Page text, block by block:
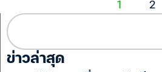
1 2
ข่าวล่าสุด